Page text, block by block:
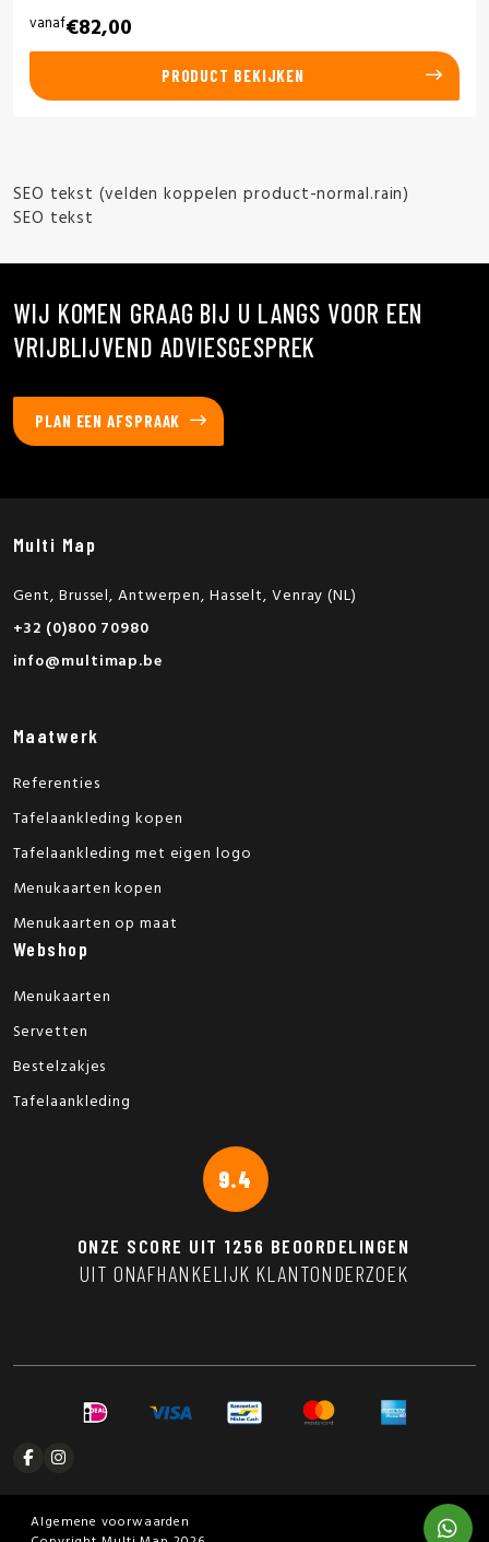
vanaf€82,00
PRODUCT BEKIJKEN
SEO tekst (velden koppelen product-normal.rain)
SEO tekst
WIJ KOMEN GRAAG BIJ U LANGS VOOR EEN
VRIJBLIJVEND ADVIESGESPREK
PLAN EEN AFSPRAAK
Multi Map
Gent, Brussel, Antwerpen, Hasselt, Venray (NL)
+32 (0)800 70980
info@multimap.be
Maatwerk
Referenties
Tafelaankleding kopen
Tafelaankleding met eigen logo
Menukaarten kopen
Menukaarten op maat
Webshop
Menukaarten
Servetten
Bestelzakjes
Tafelaankleding
9.4
ONZE SCORE UIT 1256 BEOORDELINGEN
UIT ONAFHANKELIJK KLANTONDERZOEK
Algemene voorwaarden